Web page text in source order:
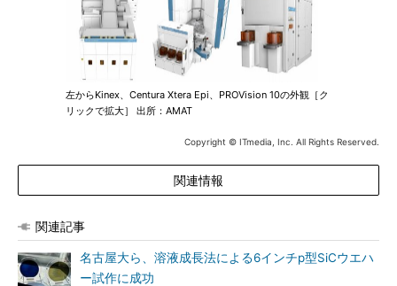
左からKinex、Centura Xtera Epi、PROVision 10の外観［ク
リックで拡大］ 出所：AMAT
Copyright © ITmedia, Inc. All Rights Reserved.
関連情報
関連記事
名古屋大ら、溶液成長法による6インチp型SiCウエハ
ー試作に成功